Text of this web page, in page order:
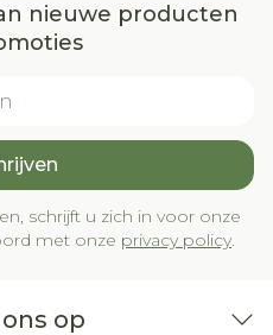
nieuwe producten
schrijft u zich in voor onze
met onze privacy policy.
op